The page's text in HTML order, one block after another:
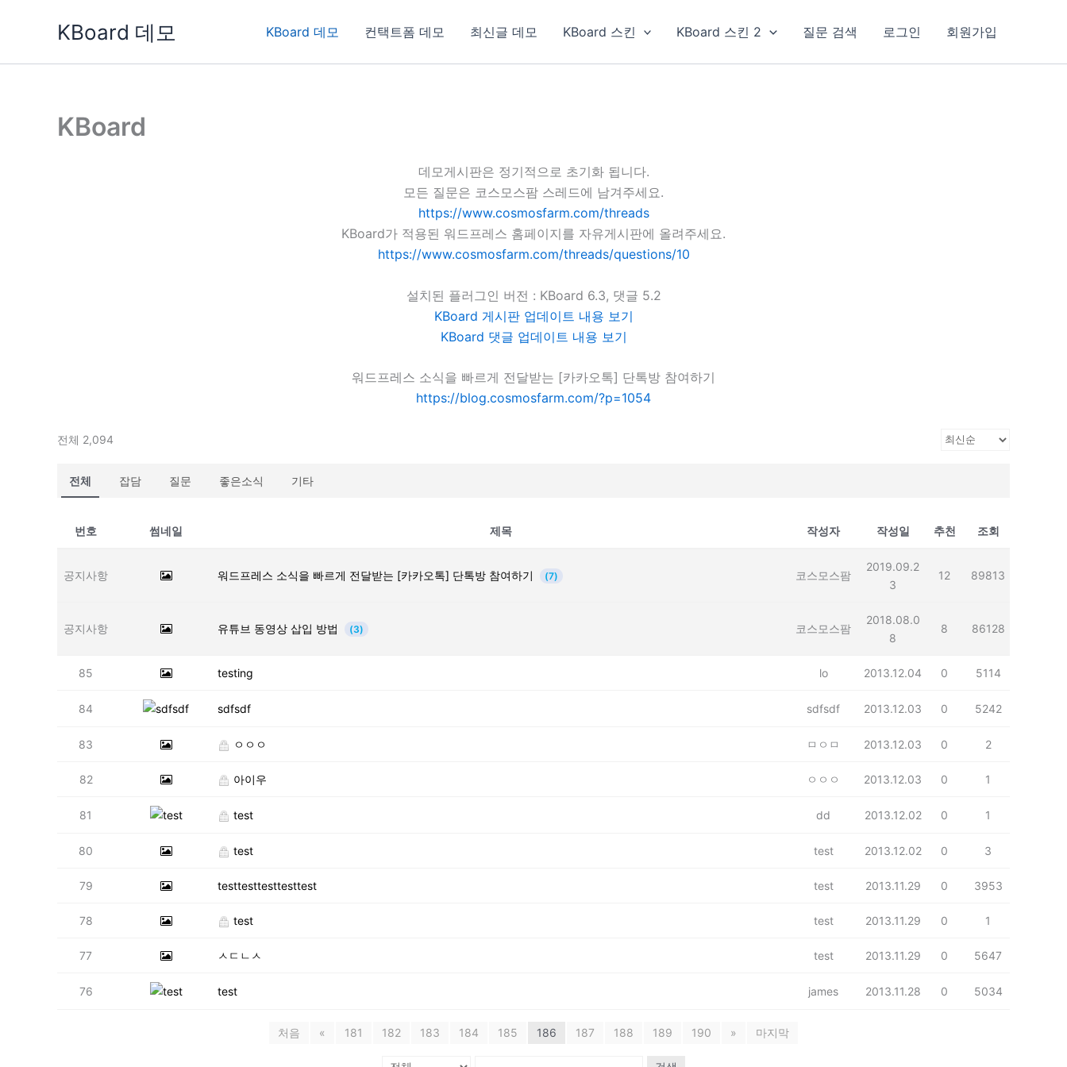
KBoard 데모 KBoard 데모 컨택트폼 데모 최신글 데모 KBoard 스킨 KBoard 스킨 2 질문 검색 로그인 회원가입
KBoard
데모게시판은 정기적으로 초기화 됩니다.
모든 질문은 코스모스팜 스레드에 남겨주세요.
https://www.cosmosfarm.com/threads
KBoard가 적용된 워드프레스 홈페이지를 자유게시판에 올려주세요.
https://www.cosmosfarm.com/threads/questions/10
설치된 플러그인 버전 : KBoard 6.3, 댓글 5.2
KBoard 게시판 업데이트 내용 보기
KBoard 댓글 업데이트 내용 보기
워드프레스 소식을 빠르게 전달받는 [카카오톡] 단톡방 참여하기
https://blog.cosmosfarm.com/?p=1054
전체 2,094
전체 잡담 질문 좋은소식 기타
번호 썸네일 제목 작성자 작성일 추천 조회
공지사항 워드프레스 소식을 빠르게 전달받는 [카카오톡] 단톡방 참여하기 (7) 코스모스팜
2019.09.2
3
12 89813
공지사항 유튜브 동영상 삽입 방법 (3) 코스모스팜
2018.08.0
8
8 86128
85 testing lo 2013.12.04 0 5114
84 sdfsdf sdfsdf 2013.12.03 0 5242
83 ㅇㅇㅇ ㅁㅇㅁ 2013.12.03 0 2
82 아이우 ㅇㅇㅇ 2013.12.03 0 1
81 test dd 2013.12.02 0 1
80 test test 2013.12.02 0 3
79 testtesttesttesttest test 2013.11.29 0 3953
78 test test 2013.11.29 0 1
77 ㅅㄷㄴㅅ test 2013.11.29 0 5647
76 test james 2013.11.28 0 5034
처음 « 181 182 183 184 185 186 187 188 189 190 » 마지막